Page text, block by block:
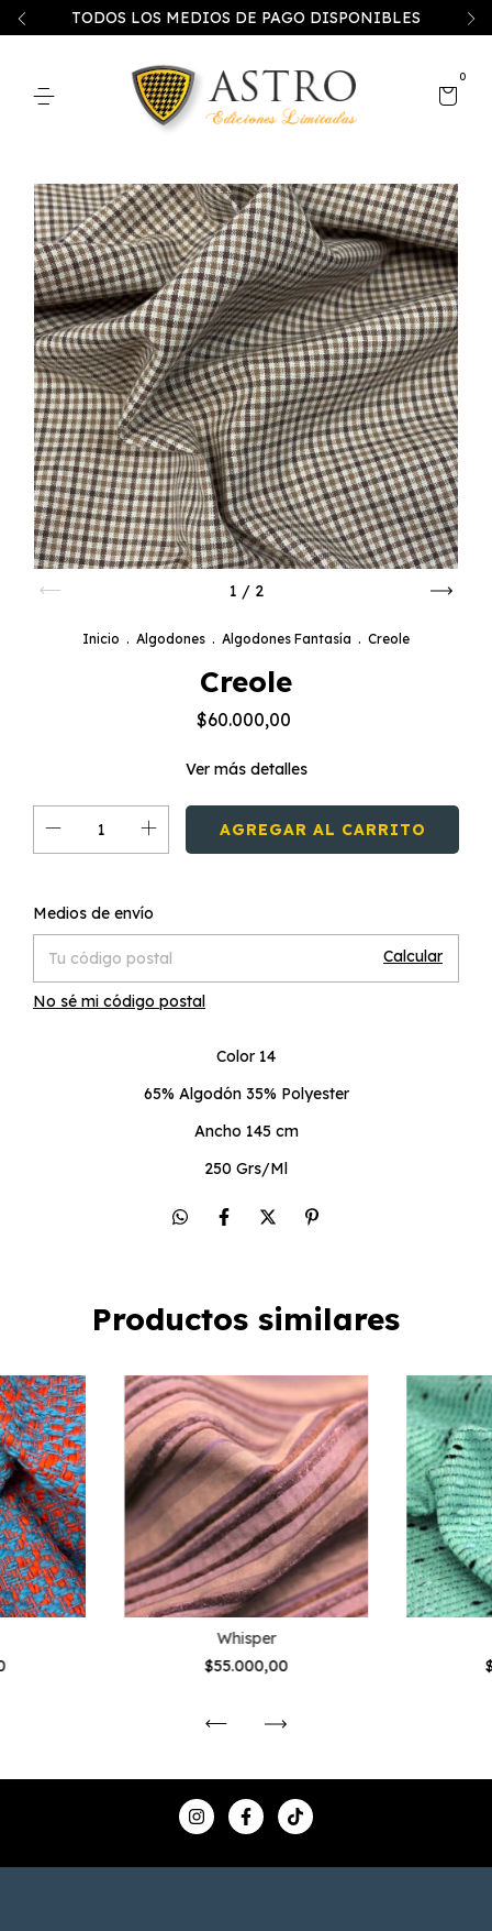
TODOS LOS MEDIOS DE PAGO DISPONIBLES
0
1 / 2
Inicio . Algodones . Algodones Fantasía . Creole
Creole
$60.000,00
Ver más detalles
Entregas para el CP:
Medios de envío
Calcular
No sé mi código postal
Color 14
65% Algodón 35% Polyester
Ancho 145 cm
250 Grs/Ml
Productos similares
Whisper
$55.000,00